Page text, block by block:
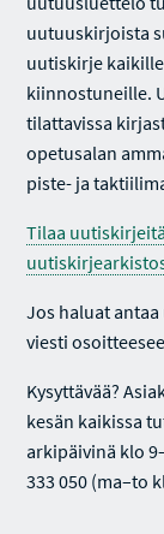
uutuuskirjoista
uutiskirje
kiinnostuneille.
tilattavissa
opetusalan
piste- ja
Tilaa uutiskirjeitä
Jos haluat
viesti
Kysyttävää?
kesän kaikissa
arkipäivinä klo
333 050 (ma–to